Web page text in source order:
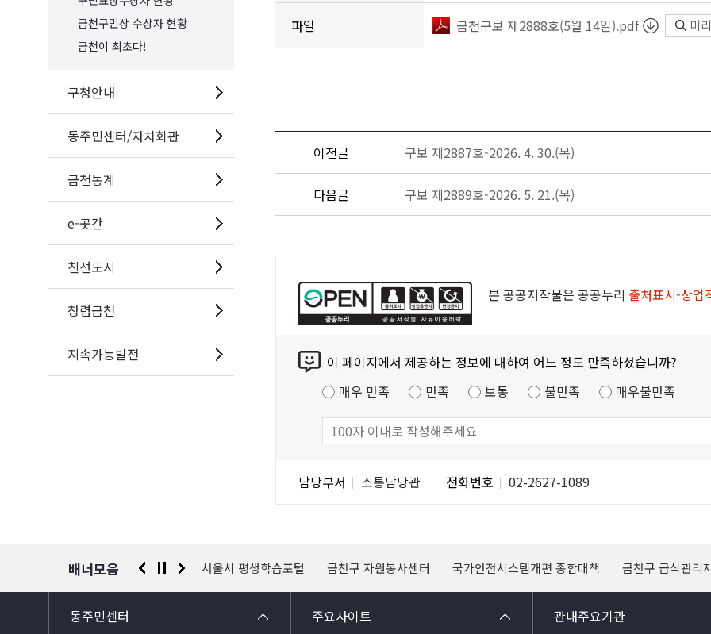
금천구민상 수상자 현황
금천이 최초다!
구청안내
동주민센터/자치회관
금천통계
e-곳간
친선도시
청렴금천
지속가능발전
파일 금천구보 제2888호(5월 14일).pdf 미
이전글 구보 제2887호-2026. 4. 30.(목)
다음글 구보 제2889호-2026. 5. 21.(목)
본 공공저작물은 공공누리 출처표시-상업
이 페이지에서 제공하는 정보에 대하여 어느 정도 만족하셨습니까?
매우 만족
만족 보통 불만족 매우불만족
담당부서 소통담당관 전화번호 02-2627-1089
배너모음
경찰청 유실물 통합포털 서울시 평생학습포털 금천구 자원봉사센터 국가안전시스템개편 종합대책 금천구 급식관리
동주민센터 주요사이트 관내주요기관